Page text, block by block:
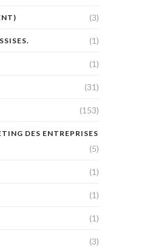
(3)
(1)
(1)
(31)
(153)
DES ENTREPRISES
(5)
(1)
(1)
(1)
(3)